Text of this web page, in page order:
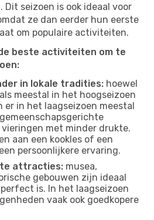
Dit seizoen is ook ideaal voor
ze dan eerder hun eerste
om populaire activiteiten.
beste activiteiten om te
in lokale tradities: hoewel
meestal in het hoogseizoen
er in het laagseizoen meestal
met minder drukte.
aan een kookles of een
persoonlijkere ervaring.
attracties: musea,
gebouwen zijn ideaal
is. In het laagseizoen
vaak ook goedkopere